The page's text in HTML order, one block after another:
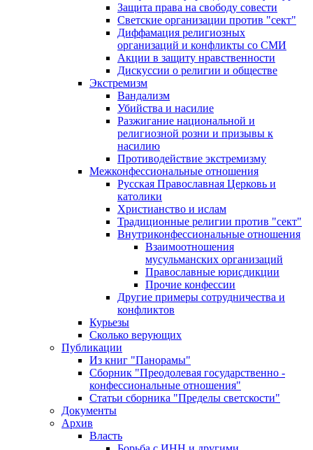
Защита права на свободу совести
Светские организации против "сект"
Диффамация религиозных
организаций и конфликты со СМИ
Акции в защиту нравственности
Дискуссии о религии и обществе
Экстремизм
Вандализм
Убийства и насилие
Разжигание национальной и
религиозной розни и призывы к
насилию
Противодействие экстремизму
Межконфессиональные отношения
Русская Православная Церковь и
католики
Христианство и ислам
Традиционные религии против "сект"
Внутриконфессиональные отношения
Взаимоотношения
мусульманских организаций
Православные юрисдикции
Прочие конфессии
Другие примеры сотрудничества и
конфликтов
Курьезы
Сколько верующих
Публикации
Из книг "Панорамы"
Сборник "Преодолевая государственно -
конфессиональные отношения"
Статьи сборника "Пределы светскости"
Документы
Архив
Власть